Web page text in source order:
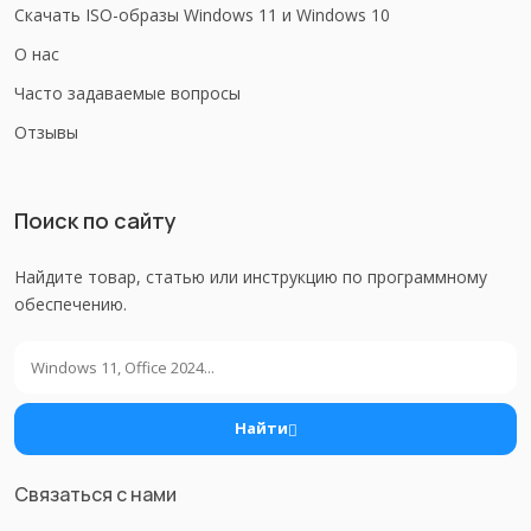
Скачать ISO-образы Windows 11 и Windows 10
О нас
Часто задаваемые вопросы
Отзывы
Поиск по сайту
Найдите товар, статью или инструкцию по программному
обеспечению.
Найти
Связаться с нами